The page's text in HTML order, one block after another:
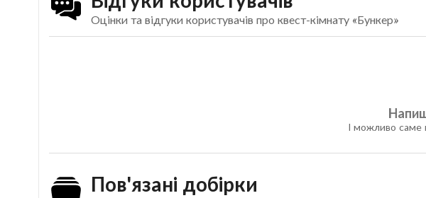
Оцінки та відгуки користувачів про квест-кімнату «Бункер»
І можливо саме
Пов'язані добірки